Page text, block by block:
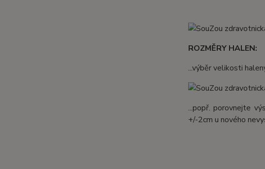
ROZMĚRY HALEN:
...výběr velikosti
...popř. porovnejte
+/-2cm u nového